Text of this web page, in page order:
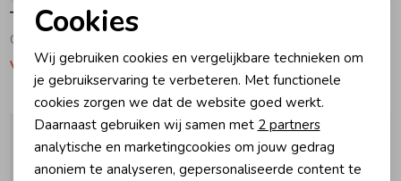
Beenmode
Winteraccessoires
Tommy Hilfiger
Chino korte broek met riem White
Vanaf 32,45 Vanaf 32,45
Noodzakelijke cookies
Personalisatie cookies
Analytische cookies
Marketing cookies
Cookies
Wij gebruiken cookies en vergelijkbare technieken om
je gebruikservaring te verbeteren. Met functionele
cookies zorgen we dat de website goed werkt.
Daarnaast gebruiken wij samen met 2 partners
analytische en marketingcookies om jouw gedrag
anoniem te analyseren, gepersonaliseerde content te